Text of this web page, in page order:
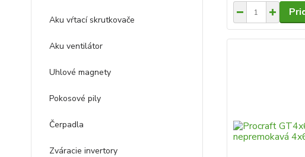
Aku vŕtací skrutkovače
Aku ventilátor
Uhlové magnety
Pokosové pily
Čerpadla
Zváracie invertory